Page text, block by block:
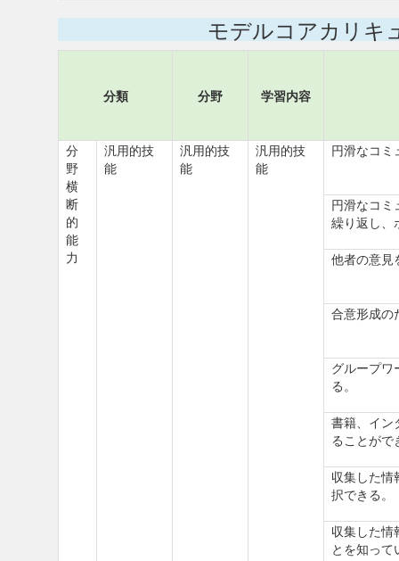
モデルコアカリキ
分類 分野 学習内容
分
野
横
断
的
能
力
汎用的技
能
汎用的技
能
汎用的技
能
円滑なコミ
円滑なコミ
繰り返し、
他者の意見
合意形成の
グループワ
る。
書籍、イン
ることがで
収集した情
択できる。
収集した情
とを知って